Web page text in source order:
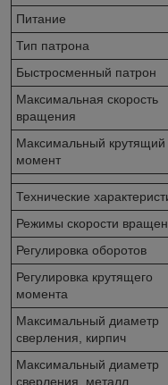
Питание
Тип патрона
Быстросменный патрон
Максимальная скорость
вращения
Максимальный крутящий
момент
Технические
Режимы скорости
Регулировка оборотов
Регулировка крутящего
момента
Максимальный диаметр
сверления, кирпич
Максимальный диаметр
сверления, металл